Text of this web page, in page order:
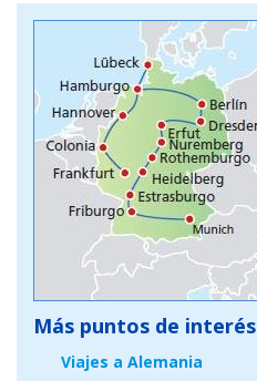
Más puntos de interés
Viajes a Alemania